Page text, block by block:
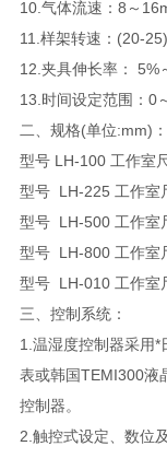
10.气体流速：8～
11.样架转速：(20-
12.夹具伸长率： 5%
13.时间设定范围：0
二、 规格(单位:mm)：
型号 LH-100 工作室
型号 LH-225 工作室
型号 LH-500 工作室
型号 LH-800 工作室
型号 LH-010 工作室
三、控制系统：
1.温湿度控制器采用*
表或韩国TEMI300液
控制器。
2.触控式设定、数位